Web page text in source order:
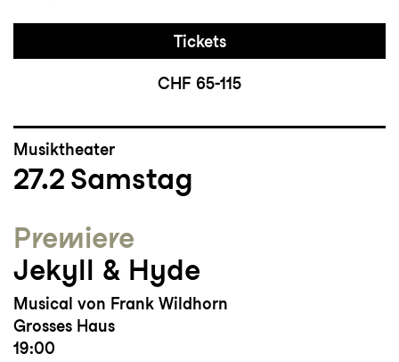
Tickets
CHF 65-115
Musiktheater
27.2 Samstag
Premiere
Jekyll & Hyde
Musical von Frank Wildhorn
Grosses Haus
19:00